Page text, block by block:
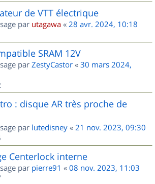
de VTT électrique
par utagawa « 28 avr. 2024, 10:18
SRAM 12V
par ZestyCastor « 30 mars 2024,
: disque AR très proche de
par lutedisney « 21 nov. 2023, 09:30
Centerlock interne
par pierre91 « 08 nov. 2023, 11:03